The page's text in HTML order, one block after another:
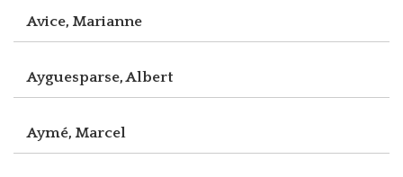
Avice, Marianne
Ayguesparse, Albert
Aymé, Marcel